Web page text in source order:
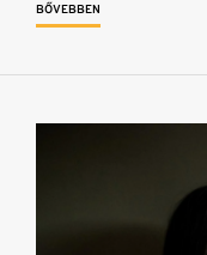
BŐVEBBEN